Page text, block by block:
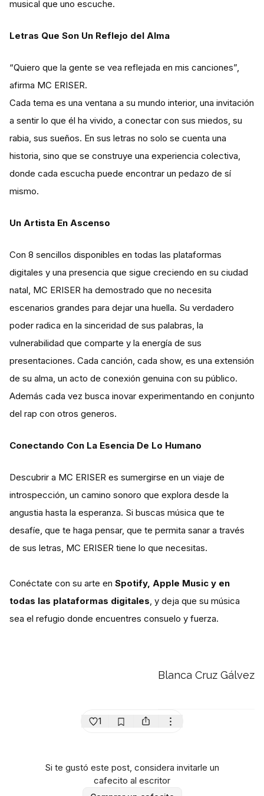
musical que uno escuche.
Letras Que Son Un Reflejo del Alma
“Quiero que la gente se vea reflejada en mis canciones”,
afirma MC ERISER.
Cada tema es una ventana a su mundo interior, una invitación
a sentir lo que él ha vivido, a conectar con sus miedos, su
rabia, sus sueños. En sus letras no solo se cuenta una
historia, sino que se construye una experiencia colectiva,
donde cada escucha puede encontrar un pedazo de sí
mismo.
Un Artista En Ascenso
Con 8 sencillos disponibles en todas las plataformas
digitales y una presencia que sigue creciendo en su ciudad
natal, MC ERISER ha demostrado que no necesita
escenarios grandes para dejar una huella. Su verdadero
poder radica en la sinceridad de sus palabras, la
vulnerabilidad que comparte y la energía de sus
presentaciones. Cada canción, cada show, es una extensión
de su alma, un acto de conexión genuina con su público.
Además cada vez busca inovar experimentando en conjunto
del rap con otros generos.
Conectando Con La Esencia De Lo Humano
Descubrir a MC ERISER es sumergirse en un viaje de
introspección, un camino sonoro que explora desde la
angustia hasta la esperanza. Si buscas música que te
desafíe, que te haga pensar, que te permita sanar a través
de sus letras, MC ERISER tiene lo que necesitas.
Conéctate con su arte en Spotify, Apple Music y en
todas las plataformas digitales, y deja que su música
sea el refugio donde encuentres consuelo y fuerza.
Blanca Cruz Gálvez
1
Si te gustó este post, considera invitarle un
cafecito al escritor